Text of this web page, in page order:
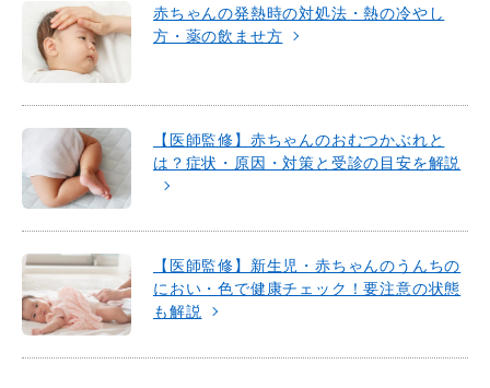
赤ちゃんの発熱時の対処法・熱の冷やし
方・薬の飲ませ方
【医師監修】赤ちゃんのおむつかぶれと
は？症状・原因・対策と受診の目安を解説
【医師監修】新生児・赤ちゃんのうんちの
におい・色で健康チェック！要注意の状態
も解説